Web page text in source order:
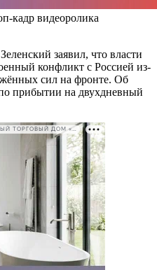
кадр видеоролика
заявил, что власти
конфликт с Россией из-
сил на фронте. Об
прибытии на двухдневный
РЕКЛАМА • ООО СТРОИТЕЛЬНЫЙ ТОРГОВЫЙ ДОМ «ПЕТРОВИЧ». ИНН: 7802348846